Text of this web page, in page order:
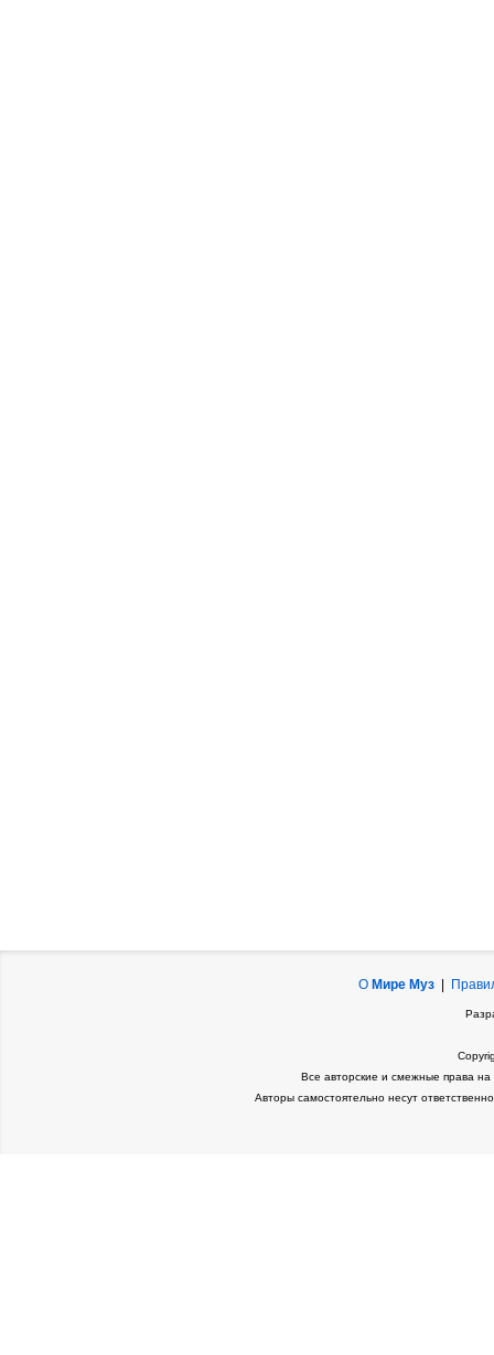
О Мире Муз|
Все авторские и смежные права
Авторы самостоятельно несут